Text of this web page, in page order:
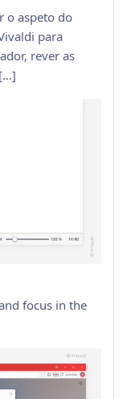
o aspeto do
para
rever as
focus in the